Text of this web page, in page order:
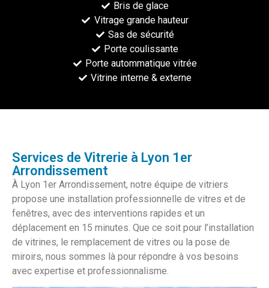
Bris de glace
Vitrage grande hauteur
Sas de sécurité
Porte coulissante
Porte autommatique vitrée
Vitrine interne & externe
Services de Vitrerie à Lyon 1er
Arrondissement
À Lyon 1er Arrondissement, notre équipe de vitriers
propose une installation professionnelle de vitres et de
fenêtres, avec des interventions rapides et un
déplacement en 15 minutes. Que ce soit pour l’installation
de vitrines, le remplacement de vitres ou la pose de
miroirs, nous sommes là pour répondre à vos besoins
avec expertise et professionnalisme.